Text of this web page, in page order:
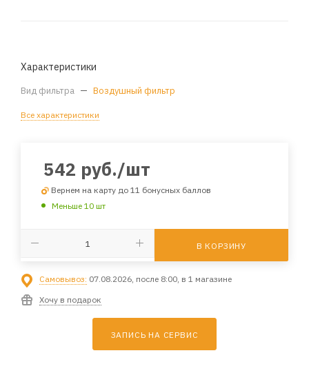
Характеристики
Вид фильтра — Воздушный фильтр
Все характеристики
542 руб./шт
Вернем на карту до 11 бонусных баллов
Меньше 10 шт
В КОРЗИНУ
Самовывоз: 07.08.2026, после 8:00, в 1 магазине
Хочу в подарок
ЗАПИСЬ НА СЕРВИС